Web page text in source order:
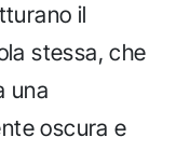
il
stessa, che
una
oscura e